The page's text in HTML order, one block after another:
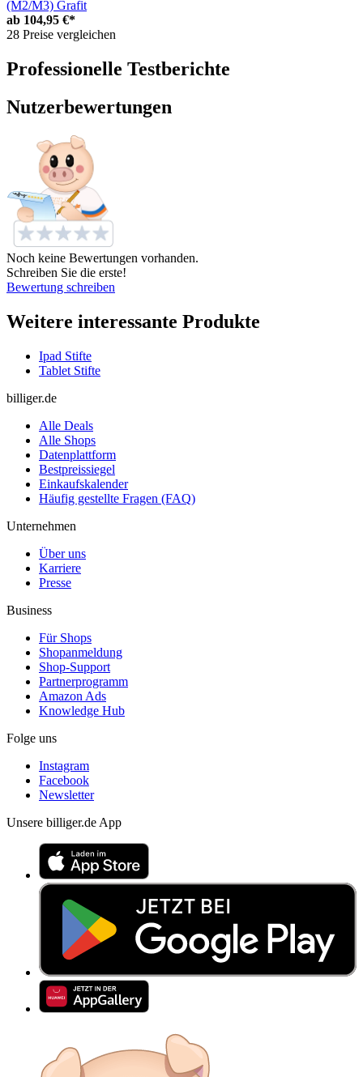
(M2/M3) Grafit
ab 104,95 €*
28 Preise vergleichen
Professionelle Testberichte
Nutzerbewertungen
Noch keine Bewertungen vorhanden.
Schreiben Sie die erste!
Bewertung schreiben
Weitere interessante Produkte
Ipad Stifte
Tablet Stifte
billiger.de
Alle Deals
Alle Shops
Datenplattform
Bestpreissiegel
Einkaufskalender
Häufig gestellte Fragen (FAQ)
Unternehmen
Über uns
Karriere
Presse
Business
Für Shops
Shopanmeldung
Shop-Support
Partnerprogramm
Amazon Ads
Knowledge Hub
Folge uns
Instagram
Facebook
Newsletter
Unsere billiger.de App